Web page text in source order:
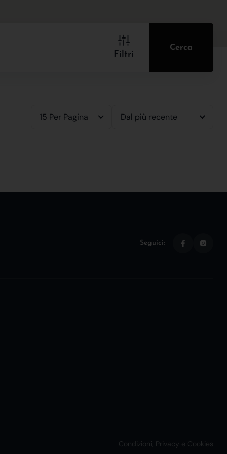
Filtri
Cerca
15 Per Pagina Dal più recente
Seguici:
Condizioni, Privacy e Cookies